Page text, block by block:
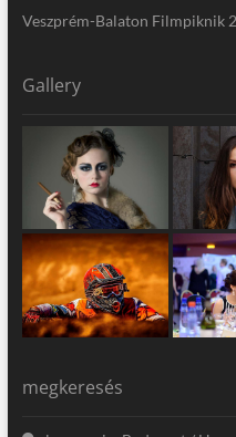
Veszprém-Balaton Filmpiknik
Gallery
megkeresés